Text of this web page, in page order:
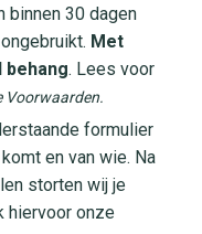
binnen 30 dagen
Met
. Lees voor
Voorwaarden.
formulier
en van wie. Na
storten wij je
hiervoor onze